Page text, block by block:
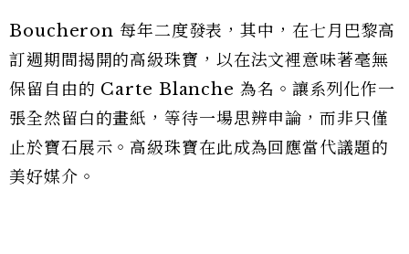
Boucheron 每年二度發表，其中，在七月巴黎高
訂週期間揭開的高級珠寶，以在法文裡意味著毫無
保留自由的 Carte Blanche 為名。讓系列化作一
張全然留白的畫紙，等待一場思辨申論，而非只僅
止於寶石展示。高級珠寶在此成為回應當代議題的
美好媒介。